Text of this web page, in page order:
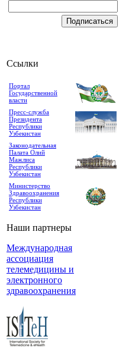
Ссылки
Портал
Государственной
власти
Пресс-служба
Президента
Республики
Узбекистан
Законодательная
Палата Олий
Мажлиса
Республики
Узбекистан
Министерство
Здравоохранения
Республики
Узбекистан
Наши партнеры
Международная
ассоциация
телемедицины и
электронного
здравоохранения